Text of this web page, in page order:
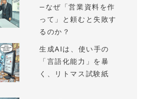
—なぜ「営業資料を作
って」と頼むと失敗す
るのか？
生成AIは、使い手の
「言語化能力」を暴
く、リトマス試験紙